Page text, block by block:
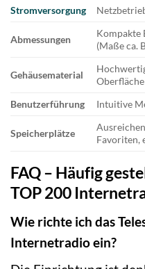
Stromversorgung
Abmessungen
Kompakte
(Maße ca.
Gehäusematerial
Benutzerführung
Intuitive
Speicherplätze
Favoriten,
FAQ – Häufig
TOP 200
Wie richte ich das
Internetradio ein?